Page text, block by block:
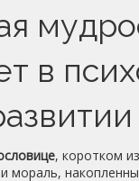
в
, коротком
мораль,